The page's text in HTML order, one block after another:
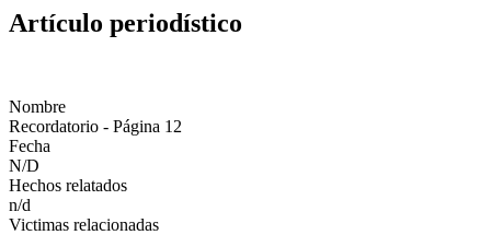
Artículo periodístico
Nombre
Recordatorio - Página 12
Fecha
N/D
Hechos relatados
n/d
Victimas relacionadas